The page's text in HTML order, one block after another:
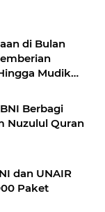
di Bulan
Mudik
Berbagi
Nuzulul Quran
dan UNAIR
Paket